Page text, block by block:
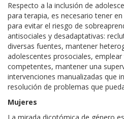
Respecto a la inclusión de
para terapia, es necesario tener
para evitar el riesgo de
antisociales y desadaptativas:
diversas fuentes, mantener
adolescentes prosociales,
competentes, mantener una
intervenciones manualizadas que
resolución de problemas que
Mujeres